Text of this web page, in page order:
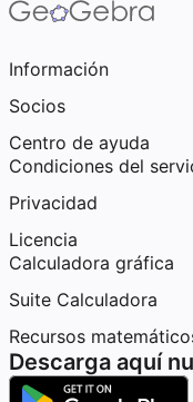
Información
Socios
Centro de ayuda
Condiciones del
Privacidad
Licencia
Calculadora gráfica
Suite Calculadora
Recursos
Descarga aquí